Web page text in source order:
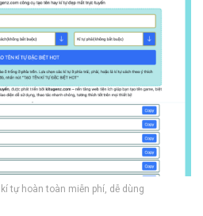
tự hoàn toàn miễn phí, dễ dùng